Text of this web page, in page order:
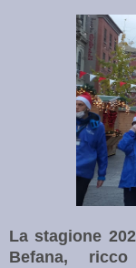
La stagione
Befana,